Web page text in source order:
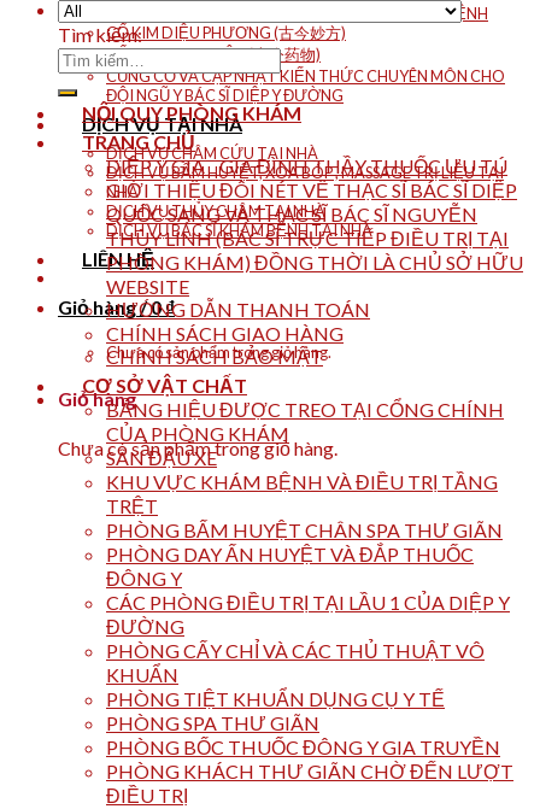
CHẾ ĐỘ ĂN UỐNG PHÒNG VÀ CHỮA THEO TÊN BỆNH
CỔ KIM DIỆU PHƯƠNG (古今妙方)
CỔ KIM DƯỢC VẬT (古今药物)
CỦNG CỐ VÀ CẬP NHẬT KIẾN THỨC CHUYÊN MÔN CHO
ĐỘI NGŨ Y BÁC SĨ DIỆP Y ĐƯỜNG
DỊCH VỤ TẠI NHÀ
DỊCH VỤ CHÂM CỨU TẠI NHÀ
DỊCH VỤ BẤM HUYỆT, XOA BÓP , MASSAGE TRỊ LIỆU TẠI
NHÀ
DỊCH VỤ THỦY CHÂM TẠI NHÀ
DỊCH VỤ BÁC SĨ KHÁM BỆNH TẠI NHÀ
LIÊN HỆ
Giỏ hàng /0₫
Chưa có sản phẩm trong giỏ hàng.
Giỏ hàng
Chưa có sản phẩm trong giỏ hàng.
Tìm kiếm:
NỘI QUY PHÒNG KHÁM
TRANG CHỦ
DIỆP Y GIA _ GIA ĐÌNH THẦY THUỐC ƯU TÚ
GIỚI THIỆU ĐÔI NÉT VỀ THẠC SĨ BÁC SĨ DIỆP
QUỐC SANG VÀ THẠC SĨ BÁC SĨ NGUYỄN
THÙY LINH (BÁC SĨ TRỰC TIẾP ĐIỀU TRỊ TẠI
PHÒNG KHÁM) ĐỒNG THỜI LÀ CHỦ SỞ HỮU
WEBSITE
HƯỚNG DẪN THANH TOÁN
CHÍNH SÁCH GIAO HÀNG
CHÍNH SÁCH BẢO MẬT
CƠ SỞ VẬT CHẤT
BẢNG HIỆU ĐƯỢC TREO TẠI CỔNG CHÍNH
CỦA PHÒNG KHÁM
SÂN ĐẬU XE
KHU VỰC KHÁM BỆNH VÀ ĐIỀU TRỊ TẦNG
TRỆT
PHÒNG BẤM HUYỆT CHÂN SPA THƯ GIÃN
PHÒNG DAY ẤN HUYỆT VÀ ĐẮP THUỐC
ĐÔNG Y
CÁC PHÒNG ĐIỀU TRỊ TẠI LẦU 1 CỦA DIỆP Y
ĐƯỜNG
PHÒNG CẤY CHỈ VÀ CÁC THỦ THUẬT VÔ
KHUẨN
PHÒNG TIỆT KHUẨN DỤNG CỤ Y TẾ
PHÒNG SPA THƯ GIÃN
PHÒNG BỐC THUỐC ĐÔNG Y GIA TRUYỀN
PHÒNG KHÁCH THƯ GIÃN CHỜ ĐẾN LƯỢT
ĐIỀU TRỊ